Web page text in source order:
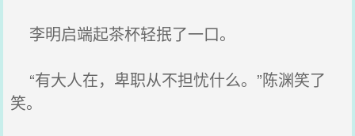
李明启端起茶杯轻抿了一口。
“有大人在，卑职从不担忧什么。”陈渊笑了
笑。